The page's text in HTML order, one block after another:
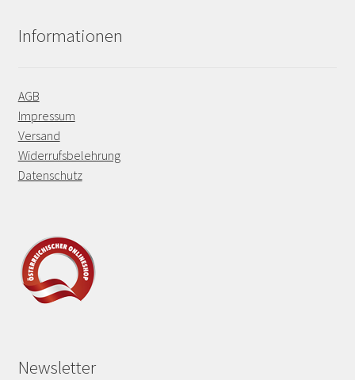
Informationen
AGB
Impressum
Versand
Widerrufsbelehrung
Datenschutz
Newsletter